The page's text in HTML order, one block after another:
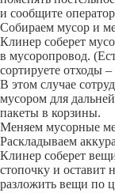
и сообщите
Собираем мусор и
Клинер соберет
в мусоропровод.
сортируете отходы
В этом случае
мусором для
пакеты в корзины.
Меняем мусорные
Раскладываем
Клинер соберет
стопочку и оставит
разложить вещи по